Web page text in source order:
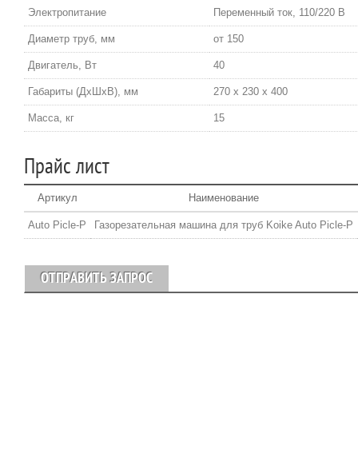
Электропитание Переменный ток, 110/220 В
Диаметр труб, мм от 150
Двигатель, Вт 40
Габариты (ДхШхВ), мм 270 x 230 x 400
Масса, кг 15
Прайс лист
Артикул Наименование
Auto Picle-P Газорезательная машина для труб Koike Auto Picle-P
ОТПРАВИТЬ ЗАПРОС